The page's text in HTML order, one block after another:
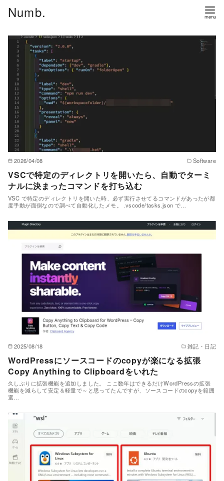
Numb.
2026/04/08 Software
VSCで特定のディレクトリを開いたら、自動でターミ
ナルに決まったコマンドを打ち込む
VSC で特定のディレクトリを開いた時、必ず実行させてるコマンドがあったが都
度手動が面倒なので調べて自動化したメモ。 .vscode/tasks.json で…
2025/08/18 雑記・日記
WordPressにソースコードのcopyが楽になる拡張
Copy Anything to Clipboardをいれた
久しぶりに拡張機能を追加しました。 ここ数年はできるだけWordPressの拡張
機能を減らして安定＆軽量で～と思ってたんですが、ソースコードのcopyを範囲
選…